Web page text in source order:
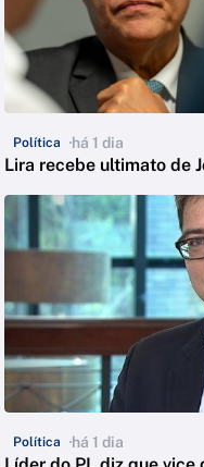
Política há 1 dia
Lira recebe ultimato de
Política há 1 dia